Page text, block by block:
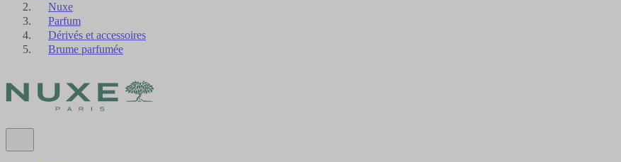
Nuxe
Parfum
Dérivés et accessoires
Brume parfumée